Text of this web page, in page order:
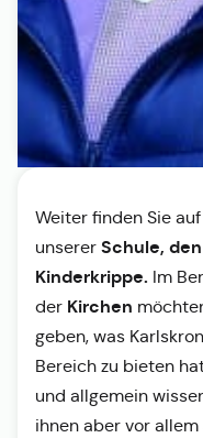
Weiter finden Sie
unserer Schule,
Kinderkrippe. Im
der Kirchen
geben, was
Bereich zu bieten
und allgemein
ihnen aber vor